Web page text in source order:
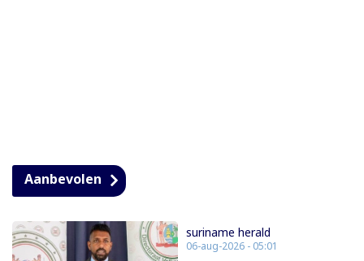
Aanbevolen
suriname herald
06-aug-2026 - 05:01